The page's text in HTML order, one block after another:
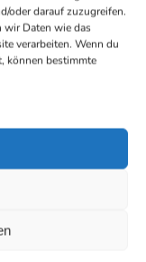
oder darauf zuzugreifen.
wir Daten wie das
verarbeiten. Wenn du
können bestimmte